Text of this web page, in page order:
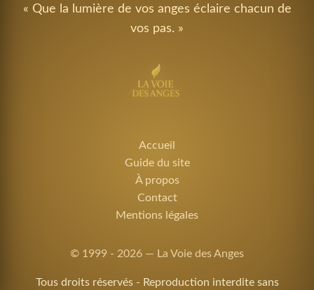
« Que la lumière de vos anges éclaire chacun de
vos pas. »
Accueil
Guide du site
À propos
Contact
Mentions légales
© 1999 - 2026 — La Voie des Anges
Tous droits réservés - Reproduction interdite sans